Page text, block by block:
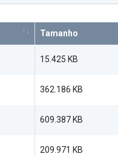
Tamanho
15.425 KB
362.186 KB
609.387 KB
209.971 KB